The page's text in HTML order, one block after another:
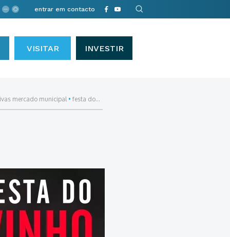
entrar em contacto
VISITAR INVESTIR
mercado municipal•festa do...